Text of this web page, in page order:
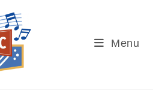
Menu